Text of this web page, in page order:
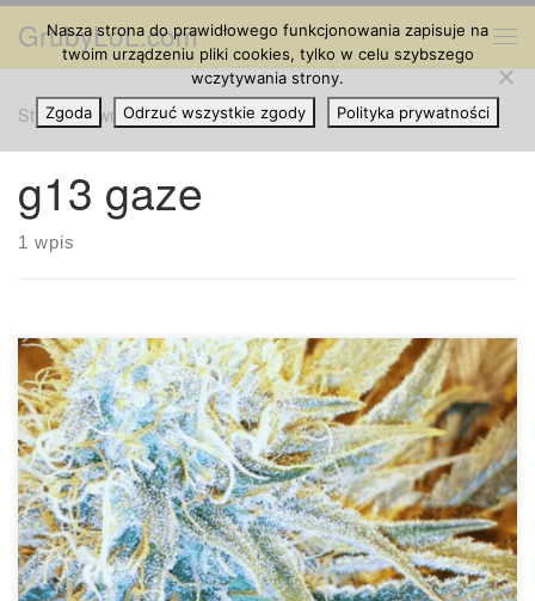
Przejdź do treści
GrubyLoL.com
Strona główna » g13 gaze
g13 gaze
1 wpis
G13 Haze to skrzyżowanie pomiędzy niesławną odmianą
G13 a oryginalym Haze. Oba szczepy są znane z wysokiej
jakości, ale G13 zdecydowanie zasługuje tutaj na ukłony.
Mówi się, że odmiana G13 rozwinęła się w latach 1970
przez US Federal Medical Marijuana Distribution Program,
co miało pozostać tajemnicą. Jeśli jednak ta plotka […]
Nasza strona do prawidłowego funkcjonowania zapisuje na
twoim urządzeniu pliki cookies, tylko w celu szybszego
wczytywania strony.
Zgoda
Odrzuć wszystkie zgody Polityka prywatności